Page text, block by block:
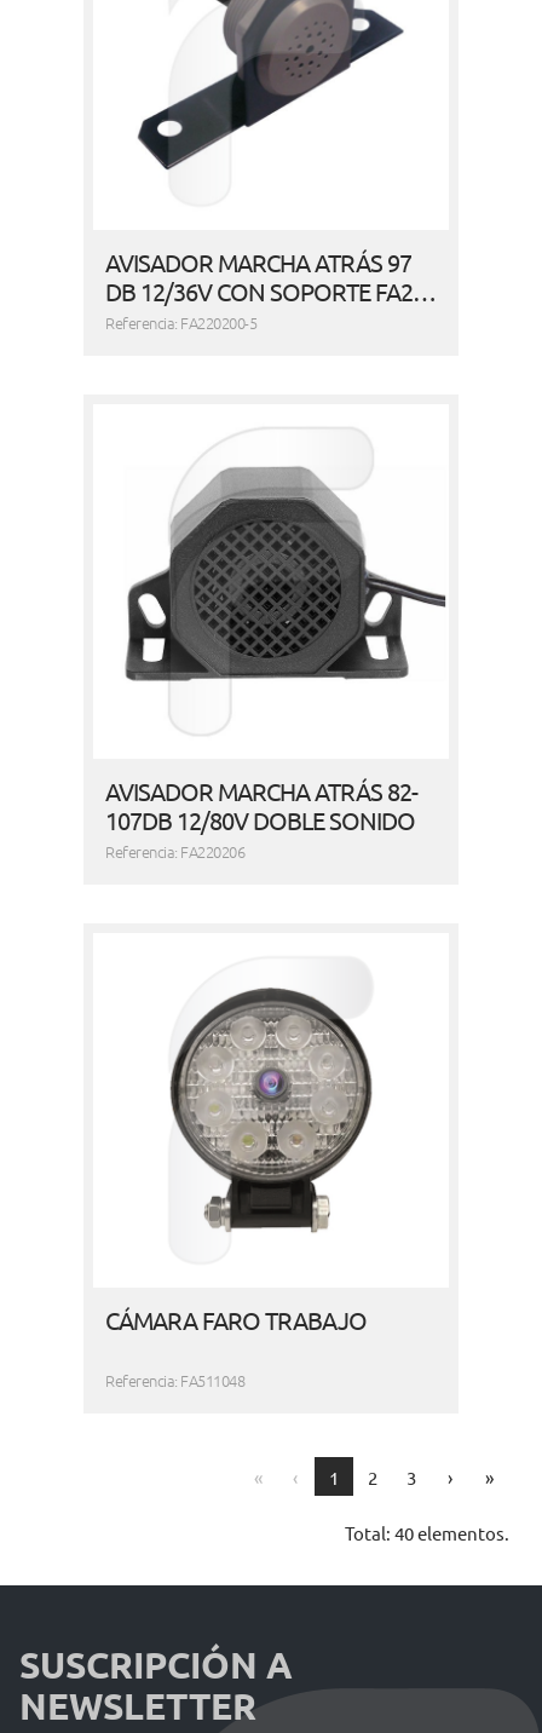
AVISADOR MARCHA ATRÁS 97
DB 12/36V CON SOPORTE FA2…
Referencia: FA220200-5
AVISADOR MARCHA ATRÁS 82-
107DB 12/80V DOBLE SONIDO
Referencia: FA220206
CÁMARA FARO TRABAJO
Referencia: FA511048
«First‹Previous
1 2 3 ›Next»Last
Total: 40 elementos.
SUSCRIPCIÓN A
NEWSLETTER